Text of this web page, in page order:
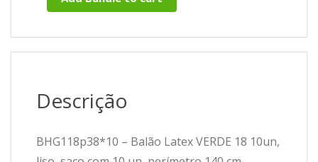
Descrição
BHG118p38*10 – Balão Latex VERDE 18 10un,